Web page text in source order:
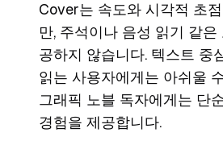
Cover는 속도와 시각적 초
만, 주석이나 음성 읽기 같은
공하지 않습니다. 텍스트 중
읽는 사용자에게는 아쉬울
그래픽 노블 독자에게는 단
경험을 제공합니다.